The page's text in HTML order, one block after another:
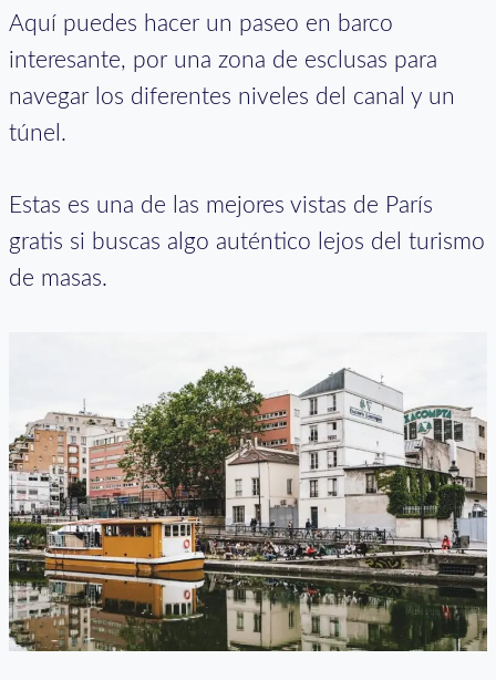
Aquí puedes hacer un paseo en barco
interesante, por una zona de esclusas para
navegar los diferentes niveles del canal y un
túnel.
Estas es una de las mejores vistas de París
gratis si buscas algo auténtico lejos del turismo
de masas.